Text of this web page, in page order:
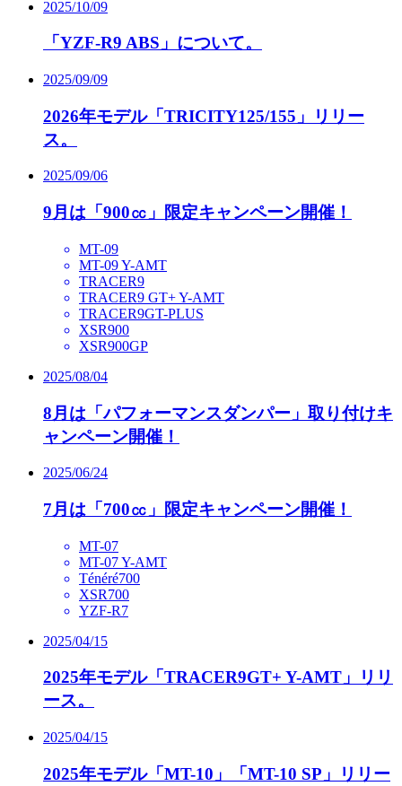
2025/10/09
「YZF-R9 ABS」について。
2025/09/09
2026年モデル「TRICITY125/155」リリー
ス。
2025/09/06
9月は「900㏄」限定キャンペーン開催！
MT-09
MT-09 Y-AMT
TRACER9
TRACER9 GT+ Y-AMT
TRACER9GT-PLUS
XSR900
XSR900GP
2025/08/04
8月は「パフォーマンスダンパー」取り付けキ
ャンペーン開催！
2025/06/24
7月は「700㏄」限定キャンペーン開催！
MT-07
MT-07 Y-AMT
Ténéré700
XSR700
YZF-R7
2025/04/15
2025年モデル「TRACER9GT+ Y-AMT」リリ
ース。
2025/04/15
2025年モデル「MT-10」「MT-10 SP」リリー